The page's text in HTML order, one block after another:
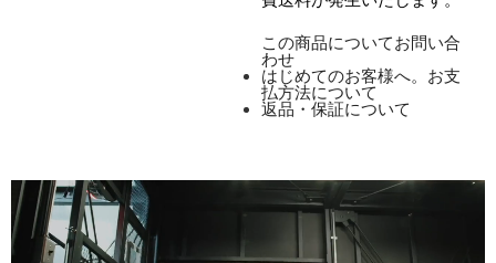
この商品についてお問い合
わせ
はじめてのお客様へ。お支
払方法について
返品・保証について